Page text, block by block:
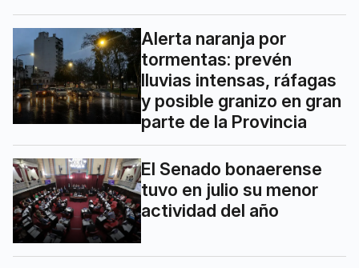
Alerta naranja por
tormentas: prevén
lluvias intensas, ráfagas
y posible granizo en gran
parte de la Provincia
El Senado bonaerense
tuvo en julio su menor
actividad del año